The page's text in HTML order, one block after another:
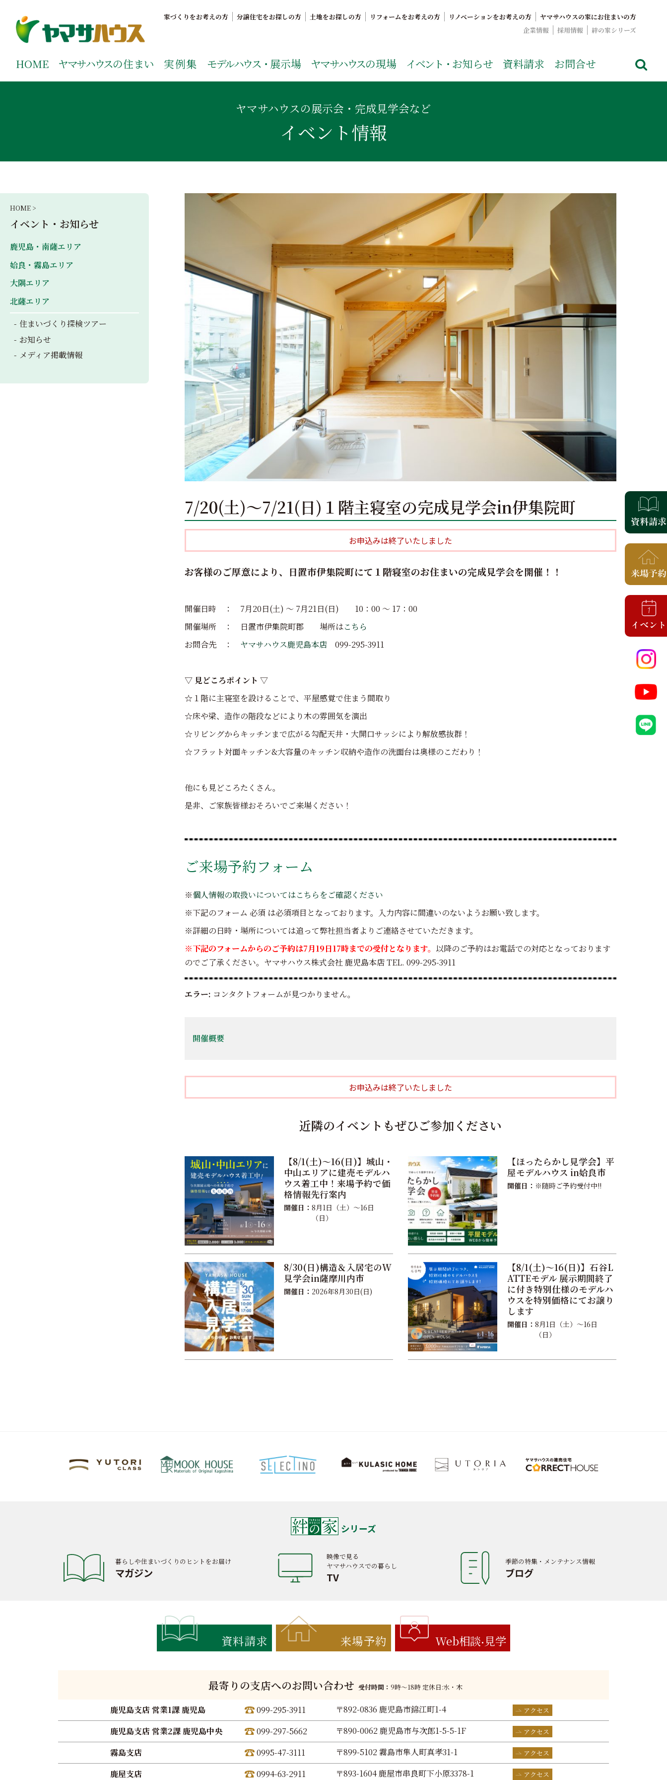
ご覧ください。
家づくりをお考えの方 分譲住宅をお探しの方 土地をお探しの方 リフォームをお考えの方 リノベーションをお考えの方
ヤマサハウスの家にお住まいの方
企業情報
採用情報 絆の家シリーズ
HOME ヤマサハウスの住まい 実例集 モデルハウス・ 展示場 ヤマサハウスの現場 イベント・ お知らせ 資料請求 お問合せ
ヤマサハウスの展示会・完成見学会など
イベント情報
7/20(土)～7/21(日)１階主寝室の完成見学会in伊集院町
お申込みは終了いたしました
お客様のご厚意により、日置市伊集院町にて１階寝室のお住まいの完成見学会を開催！！
開催日時 ： 7月20日(土) ～ 7月21日(日) 10：00 ～ 17：00
開催場所 ： 日置市伊集院町郡 場所はこちら
お問合先 ： ヤマサハウス鹿児島本店 099-295-3911
▽ 見どころポイント ▽
☆１階に主寝室を設けることで、平屋感覚で住まう間取り
☆床や梁、造作の階段などにより木の雰囲気を演出
☆リビングからキッチンまで広がる勾配天井・大開口サッシにより解放感抜群！
☆フラット対面キッチン&大容量のキッチン収納や造作の洗面台は奥様のこだわり！
他にも見どころたくさん。
是非、ご家族皆様おそろいでご来場ください！
ご来場予約フォーム
※個人情報の取扱いについてはこちらをご確認ください
※下記のフォーム 必須 は必須項目となっております。入力内容に間違いのないようお願い致します。
※詳細の日時・場所については追って弊社担当者よりご連絡させていただきます。
※下記のフォームからのご予約は7月19日17時までの受付となります。 以降のご予約はお電話での対応となっております
のでご了承ください。ヤマサハウス株式会社 鹿児島本店 TEL. 099-295-3911
エラー: コンタクトフォームが見つかりません。
開催概要
お申込みは終了いたしました
近隣のイベントもぜひご参加ください
【8/1(土)〜16(日)】城山・
中山エリアに建売モデルハ
ウス着工中！来場予約で価
格情報先行案内
開催日： 8月1日（土）〜16日
（日）
【ほったらかし見学会】平
屋モデルハウス in姶良市
開催日： ※随時ご予約受付中!!
8/30(日)構造＆入居宅のW
見学会in薩摩川内市
開催日： 2026年8月30日(日)
【8/1(土)〜16(日)】石谷L
ATTEモデル 展示期間終了
に付き特別仕様のモデルハ
ウスを特別価格にてお譲り
します
開催日： 8月1日（土）〜16日
（日）
HOME >
イベント・お知らせ
鹿児島・南薩エリア
姶良・霧島エリア
大隅エリア
北薩エリア
住まいづくり探検ツアー
お知らせ
メディア掲載情報
シリーズ
暮らしや住まいづくりのヒントをお届け
マガジン
映像で見る
ヤマサハウスでの暮らし
TV
季節の特集・メンテナンス情報
ブログ
資料請求 来場予約 Web相談 見学
最寄りの支店へのお問い合わせ 受付時間： 9時〜18時 定休日:水・木
鹿児島支店 営業1課 鹿児島 099-295-3911 〒892-0836 鹿児島市錦江町1-4 アクセス
鹿児島支店 営業2課 鹿児島中央 099-297-5662 〒890-0062 鹿児島市与次郎1-5-5-1F アクセス
霧島支店 0995-47-3111 〒899-5102 霧島市隼人町真孝31-1 アクセス
鹿屋支店 0994-63-2911 〒893-1604 鹿屋市串良町下小原3378-1 アクセス